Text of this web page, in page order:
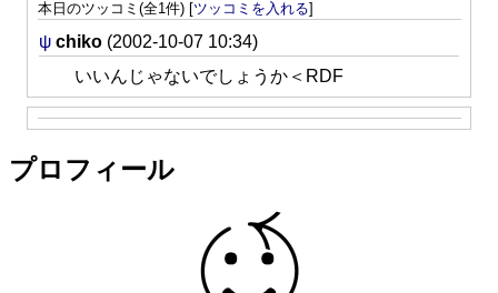
本日のツッコミ(全1件) [ツッコミを入れる]
ψ chiko (2002-10-07 10:34)
いいんじゃないでしょうか＜RDF
プロフィール